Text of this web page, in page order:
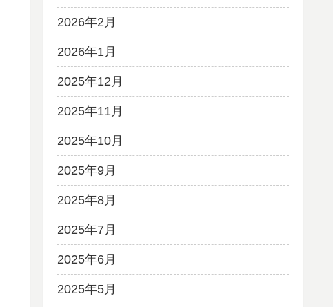
2026年2月
2026年1月
2025年12月
2025年11月
2025年10月
2025年9月
2025年8月
2025年7月
2025年6月
2025年5月